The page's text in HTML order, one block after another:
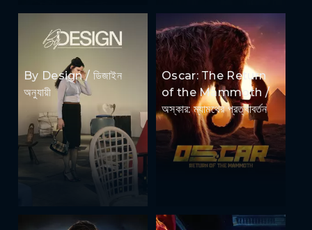
By Design / ডিজাইন
অনুযায়ী
Oscar: The Return
of the Mammoth /
অস্কার: ম্যামথের প্রত্যাবর্তন